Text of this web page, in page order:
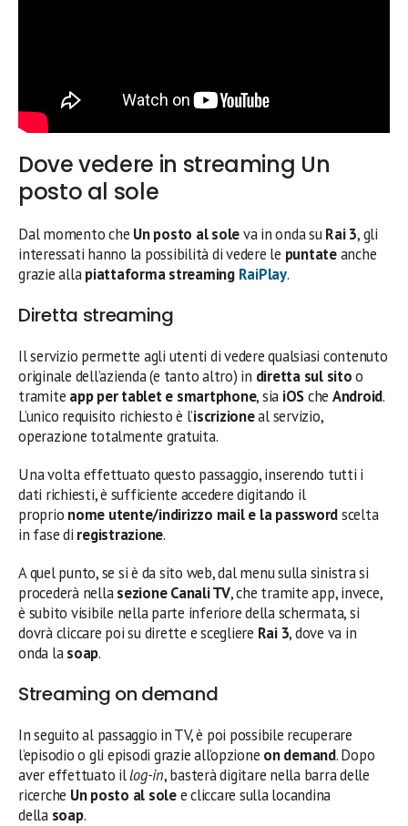
Dove vedere in streaming Un
posto al sole
Dal momento che Un posto al soleva in onda suRai 3, gli
interessati hanno la possibilità di vedere le puntateanche
grazie allapiattaforma streaming RaiPlay.
Diretta streaming
Il servizio permette agli utenti di vedere qualsiasi contenuto
originale dell’azienda (e tanto altro) in diretta sul sitoo
tramite app per tablet e smartphone, sia iOSche Android.
L’unico requisito richiesto è l’iscrizioneal servizio,
operazione totalmente gratuita.
Una volta effettuato questo passaggio, inserendo tutti i
dati richiesti, è sufficiente accedere digitando il
proprio nome utente/indirizzo mail e la passwordscelta
in fase di registrazione.
A quel punto, se si è da sito web, dal menu sulla sinistra si
procederà nellasezione Canali TV, che tramite app, invece,
è subito visibile nella parte inferiore della schermata, si
dovrà cliccare poi su dirette e scegliere Rai 3, dove va in
onda lasoap.
Streaming on demand
In seguito al passaggio in TV, è poi possibile recuperare
l’episodio o gli episodi grazie all’opzione on demand. Dopo
aver effettuato illog-in, basterà digitare nella barra delle
ricerche Un posto al solee cliccare sulla locandina
della soap.